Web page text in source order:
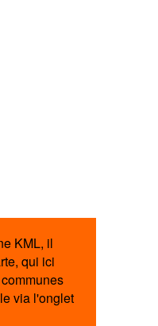
KML, il
qui ici
via l'onglet